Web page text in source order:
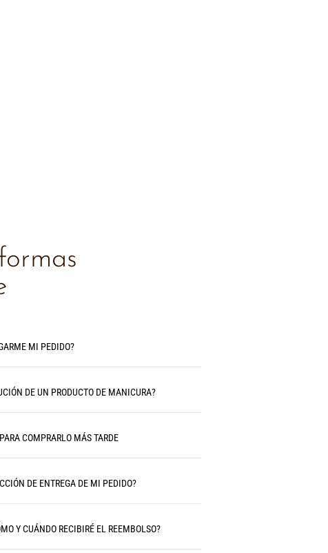
MI PEDIDO?
DE UN PRODUCTO DE MANICURA?
COMPRARLO MÁS TARDE
DE ENTREGA DE MI PEDIDO?
Y CUÁNDO RECIBIRÉ EL REEMBOLSO?